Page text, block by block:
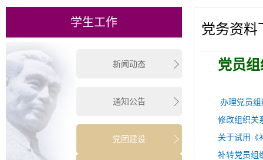
学生工作
新闻动态
通知公告
党团建设
党务资料
党员
办理党员
修改组织关
关于试用《
补转党员组